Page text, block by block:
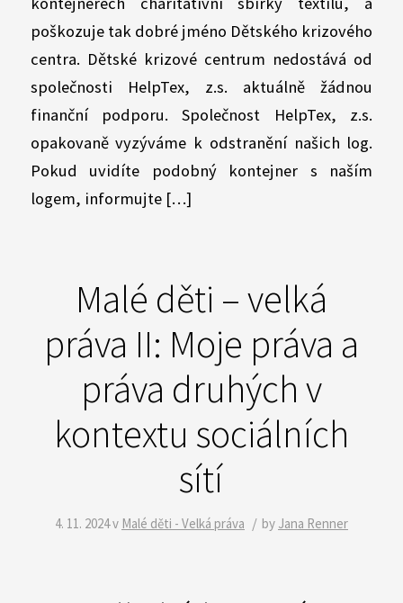
poškozuje tak dobré jméno Dětského krizového
centra. Dětské krizové centrum nedostává od
společnosti HelpTex, z.s. aktuálně žádnou
finanční podporu. Společnost HelpTex, z.s.
opakovaně vyzýváme k odstranění našich log.
Pokud uvidíte podobný kontejner s naším
logem, informujte […]
Malé děti – velká
práva II: Moje práva a
práva druhých v
kontextu sociálních
sítí
4. 11. 2024v Malé děti - Velká práva / by Jana Renner